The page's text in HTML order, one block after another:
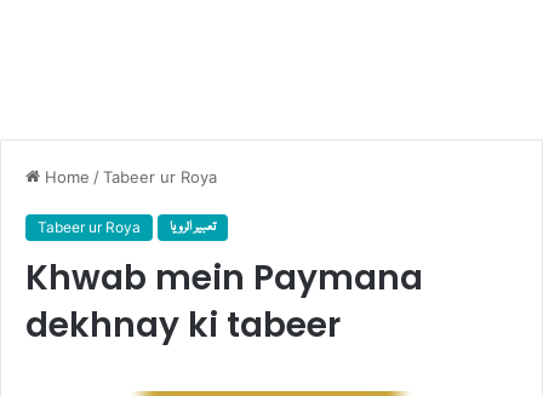
Home /Tabeer ur Roya
Tabeer ur Roya تعبیر الرویا
Khwab mein Paymana
dekhnay ki tabeer